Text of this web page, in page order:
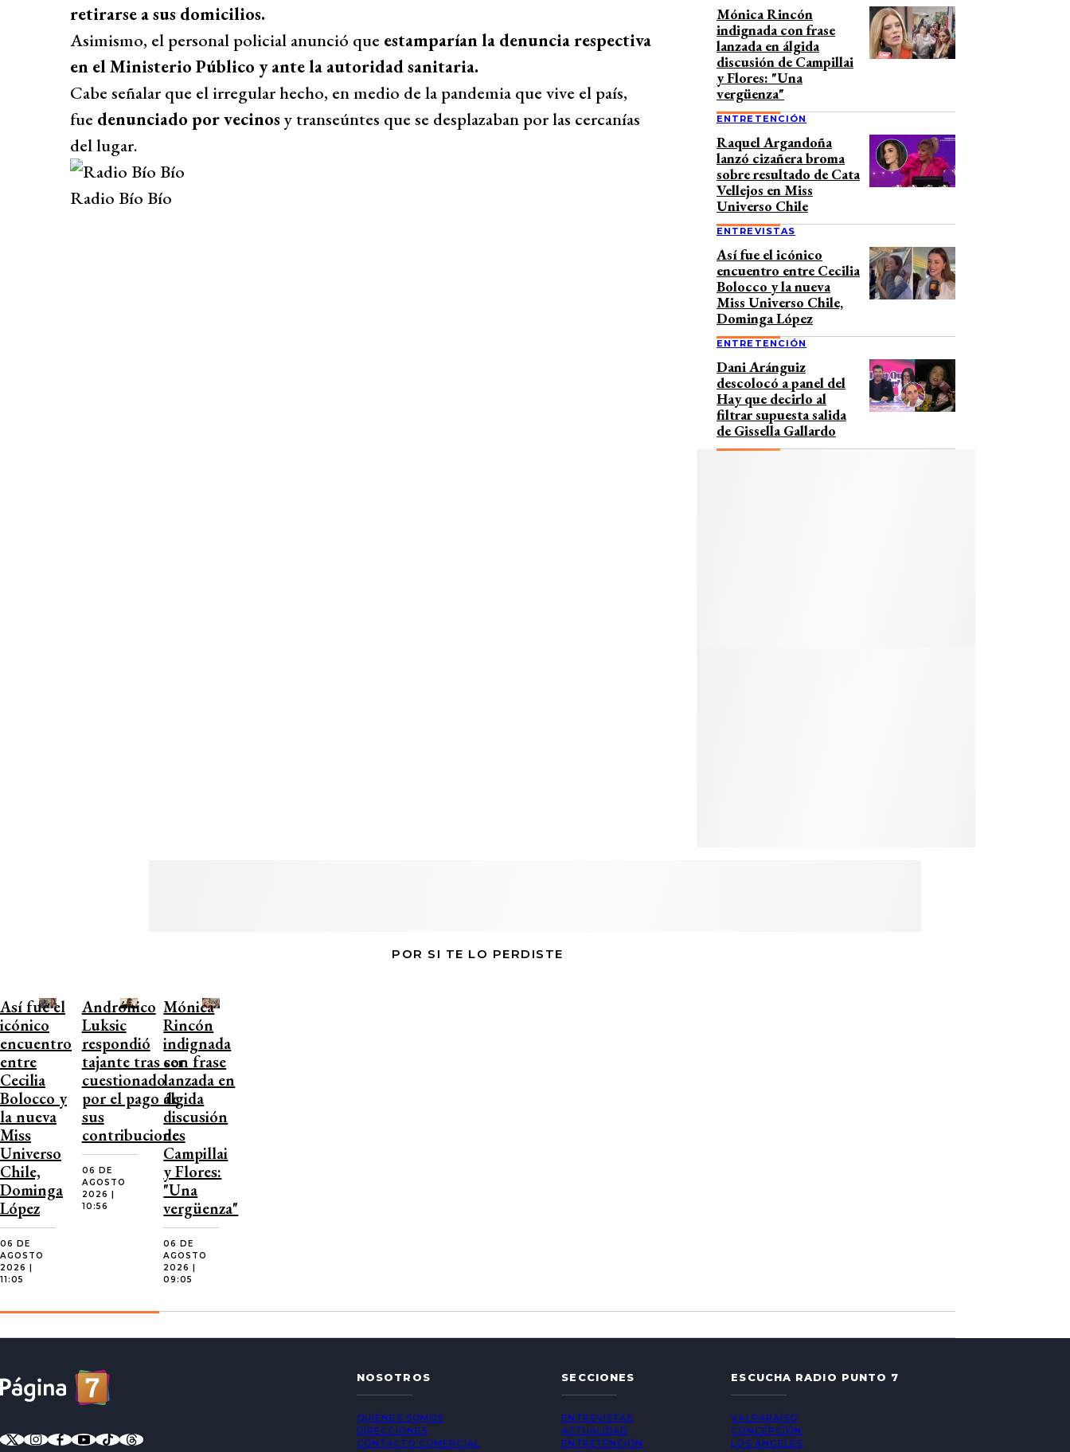
retirarse a sus domicilios.
Asimismo, el personal policial anunció que estamparían la denuncia respectiva
en el Ministerio Público y ante la autoridad sanitaria.
Cabe señalar que el irregular hecho, en medio de la pandemia que vive el país,
fue denunciado por vecinos y transeúntes que se desplazaban por las cercanías
del lugar.
Radio Bío Bío
Mónica Rincón
indignada con frase
lanzada en álgida
discusión de Campillai
y Flores: "Una
vergüenza"
ENTRETENCIÓN
Raquel Argandoña
lanzó cizañera broma
sobre resultado de Cata
Vellejos en Miss
Universo Chile
ENTREVISTAS
Así fue el icónico
encuentro entre Cecilia
Bolocco y la nueva
Miss Universo Chile,
Dominga López
ENTRETENCIÓN
Dani Aránguiz
descolocó a panel del
Hay que decirlo al
filtrar supuesta salida
de Gissella Gallardo
POR SI TE LO PERDISTE
Así fue el
icónico
encuentro
entre
Cecilia
Bolocco y
la nueva
Miss
Universo
Chile,
Dominga
López
06 DE
AGOSTO
2026 |
11:05
Andrónico
Luksic
respondió
tajante tras ser
cuestionado
por el pago de
sus
contribuciones
06 DE
AGOSTO
2026 |
10:56
Mónica
Rincón
indignada
con frase
lanzada en
álgida
discusión
de
Campillai
y Flores:
"Una
vergüenza"
06 DE
AGOSTO
2026 |
09:05
NOSOTROS
QUIÉNES SOMOS
DIRECCIONES
CONTACTO COMERCIAL
SECCIONES
ENTREVISTAS
ACTUALIDAD
ENTRETENCIÓN
ESCUCHA RADIO PUNTO 7
VALPARAÍSO
CONCEPCIÓN
LOS ÁNGELES